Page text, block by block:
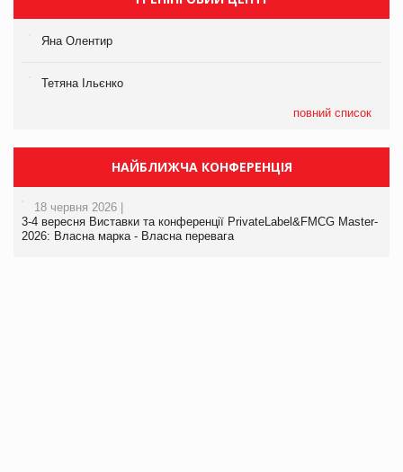
Яна Олентир
Тетяна Ільєнко
повний список
НАЙБЛИЖЧА КОНФЕРЕНЦІЯ
18 червня 2026 |
3-4 вересня Виставки та конференції PrivateLabel&FMCG Master-
2026: Власна марка - Власна перевага